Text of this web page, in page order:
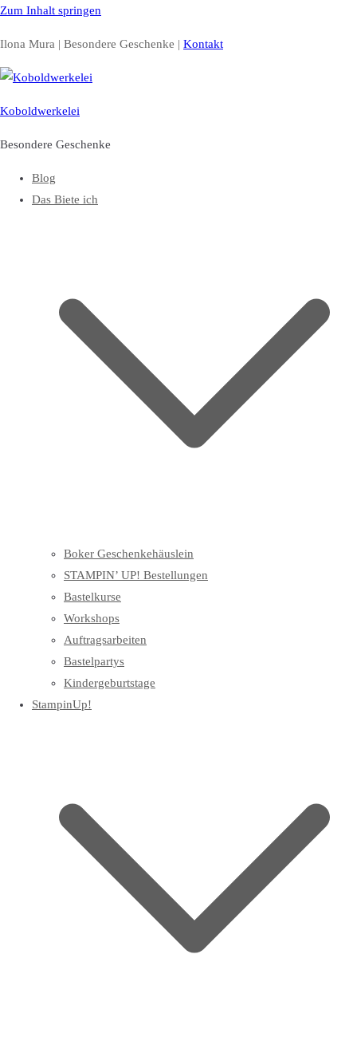
Zum Inhalt springen
Ilona Mura | Besondere Geschenke | Kontakt
Koboldwerkelei
Besondere Geschenke
Blog
Das Biete ich
Boker Geschenkehäuslein
STAMPIN’ UP! Bestellungen
Bastelkurse
Workshops
Auftragsarbeiten
Bastelpartys
Kindergeburtstage
StampinUp!